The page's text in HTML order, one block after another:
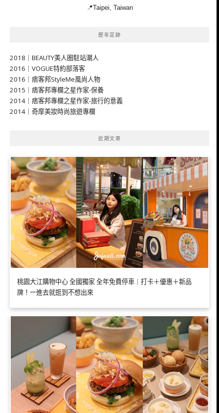
📍Taipei, Taiwan
歷年足跡
2018｜BEAUTY美人圈駐站潮人
2016｜VOGUE特約部落客
2016｜痞客邦StyleMe風尚人物
2015｜痞客邦專欄之星作家-保養
2014｜痞客邦專欄之星作家-旅行的意義
2014｜奇摩美妝時尚旅遊專欄
近期文章
桃園大江購物中心 全國獨家 全年免費停車｜打卡＋優惠＋新品
牌！一進去就逛到不想出來